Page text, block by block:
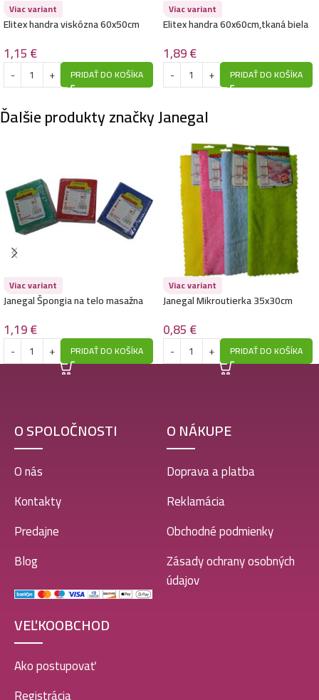
Viac variant
Elitex handra viskózna 60x50cm
1,15€
PRIDAŤ DO KOŠÍKA
Viac variant
Elitex handra 60x60cm,tkaná biela
1,89€
PRIDAŤ DO KOŠÍKA
Ďalšie produkty značky Janegal
Viac variant
Janegal Špongia na telo masažna
1,19€
PRIDAŤ DO KOŠÍKA
Viac variant
Janegal Mikroutierka 35x30cm
0,85€
PRIDAŤ DO KOŠÍKA
O SPOLOČNOSTI
O nás
Kontakty
Predajne
Blog
O NÁKUPE
Doprava a platba
Reklamácia
Obchodné podmienky
Zásady ochrany osobných
údajov
VEĽKOOBCHOD
Ako postupovať